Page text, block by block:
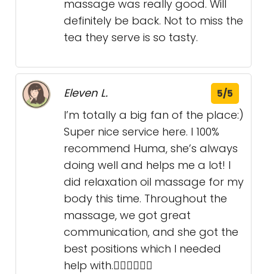
massage was really good. Will
definitely be back. Not to miss the
tea they serve is so tasty.
Eleven L. 5/5
I’m totally a big fan of the place:)
Super nice service here. I 100%
recommend Huma, she’s always
doing well and helps me a lot! I
did relaxation oil massage for my
body this time. Throughout the
massage, we got great
communication, and she got the
best positions which I needed
help with.👍🏻👍🏻👍🏻